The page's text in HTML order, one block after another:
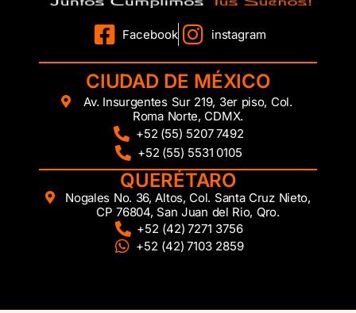
Facebook instagram
CIUDAD DE MÉXICO
Av. Insurgentes Sur 219, 3er piso, Col.
Roma Norte, CDMX.
+52 (55) 5207 7492
+52 (55) 5531 0105
QUERÉTARO
Nogales No. 36, Altos, Col. Santa Cruz Nieto,
CP 76804, San Juan del Rio, Qro.
+52 (42) 7271 3756
+52 (42) 7103 2859